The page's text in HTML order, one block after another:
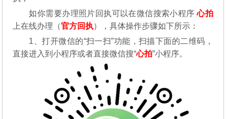
如你需要办理照片回执可以在微信搜索小程序心拍
上在线办理（官方回执），具体操作步骤如下所示：
1、打开微信的“扫一扫”功能，扫描下面的二维码，
直接进入到小程序或者直接微信搜“心拍”小程序。